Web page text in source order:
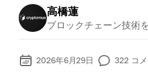
高橋蓮
ブロックチェーン技術
2026年6月29日 322 コ